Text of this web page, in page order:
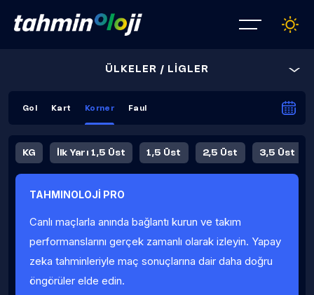
ÜLKELER / LİGLER
Gol Kart Korner Faul
KG İlk Yarı 1,5 Üst 1,5 Üst 2,5 Üst 3,5 Üst
Fauller Ortalama
TAHMINOLOJİ PRO
Canlı maçlarla anında bağlantı kurun ve takım
performanslarını gerçek zamanlı olarak izleyin. Yapay
zeka tahminleriyle maç sonuçlarına dair daha doğru
öngörüler elde edin.